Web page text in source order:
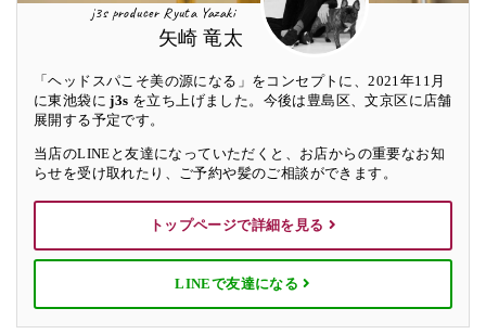
j3s producer Ryuta Yazaki
矢崎 竜太
「ヘッドスパこそ美の源になる」をコンセプトに、2021年11月
に東池袋にj3s を立ち上げました。今後は豊島区、文京区に店舗
展開する予定です。
当店のLINEと友達になっていただくと、お店からの重要なお知
らせを受け取れたり、ご予約や髪のご相談ができます。
トップページで詳細を見る
LINEで友達になる